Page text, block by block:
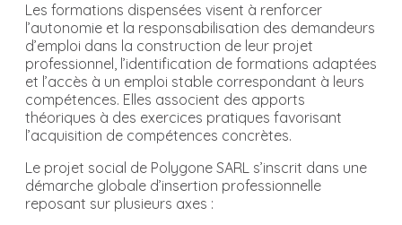
Les formations dispensées visent à renforcer
l’autonomie et la responsabilisation des demandeurs
d’emploi dans la construction de leur projet
professionnel, l’identification de formations adaptées
et l’accès à un emploi stable correspondant à leurs
compétences. Elles associent des apports
théoriques à des exercices pratiques favorisant
l’acquisition de compétences concrètes.
Le projet social de Polygone SARL s’inscrit dans une
démarche globale d’insertion professionnelle
reposant sur plusieurs axes :